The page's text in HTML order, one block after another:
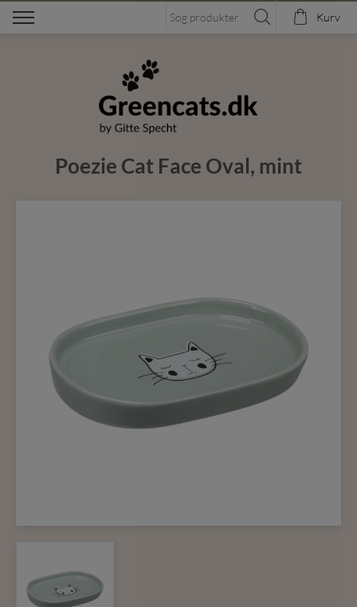
Kurv
Poezie Cat Face Oval, mint